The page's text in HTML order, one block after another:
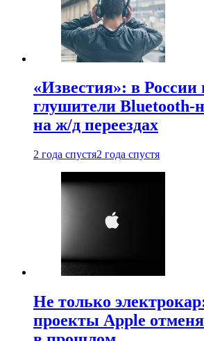
«Известия»: в
глушители Bluetooth-
на ж/д переездах
2 года спустя2 года спустя
Не только
проекты Apple